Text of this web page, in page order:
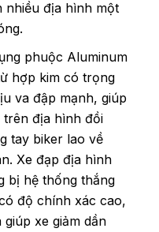
nhiều địa hình một
phuộc Aluminum
hợp kim có trọng
va đập mạnh, giúp
trên địa hình đồi
tay biker lao về
Xe đạp địa hình
bị hệ thống thắng
độ chính xác cao,
xe giảm dần